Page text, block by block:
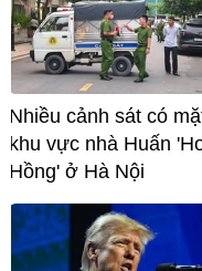
Nhiều cảnh sát có
khu vực nhà Huấn
Hồng' ở Hà Nội